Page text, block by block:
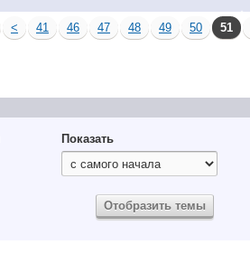
< 41 46 47 48 49 50 51
Показать